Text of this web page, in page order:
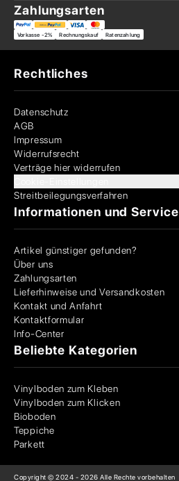
Zahlungsarten
Vorkasse -2% Rechnungskauf Ratenzahlung
Rechtliches
Datenschutz
AGB
Impressum
Widerrufsrecht
Verträge hier widerrufen
Streitbeilegungsverfahren
Informationen und Service
Artikel günstiger gefunden?
Über uns
Zahlungsarten
Lieferhinweise und Versandkosten
Kontakt und Anfahrt
Kontaktformular
Info-Center
Beliebte Kategorien
Vinylboden zum Kleben
Vinylboden zum Klicken
Bioboden
Teppiche
Parkett
Copyright © 2024 - 2026 Alle Rechte vorbehalten